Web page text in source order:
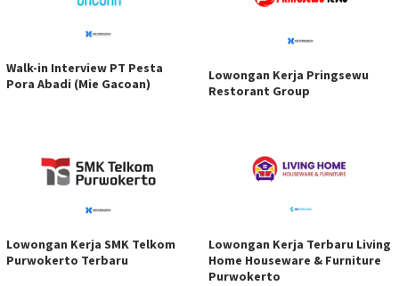
Walk-in Interview PT Pesta
Pora Abadi (Mie Gacoan)
Lowongan Kerja Pringsewu
Restorant Group
Lowongan Kerja SMK Telkom
Purwokerto Terbaru
Lowongan Kerja Terbaru Living
Home Houseware & Furniture
Purwokerto